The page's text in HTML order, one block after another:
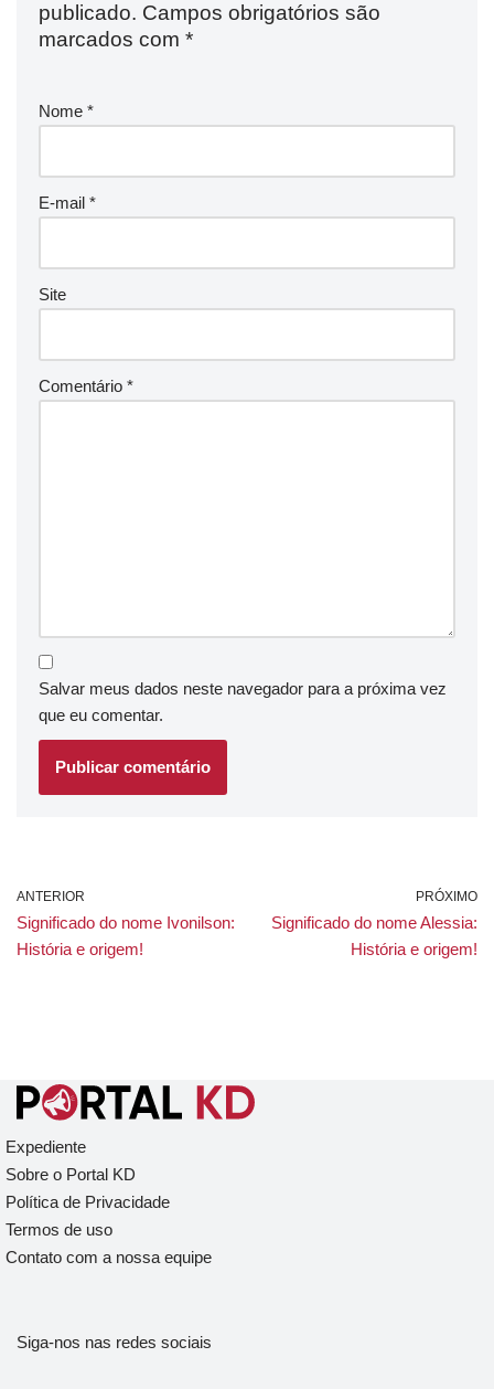
publicado. Campos obrigatórios são
marcados com *
Nome *
E-mail *
Site
Comentário *
Salvar meus dados neste navegador para a próxima vez
que eu comentar.
ANTERIOR
Significado do nome Ivonilson:
História e origem!
PRÓXIMO
Significado do nome Alessia:
História e origem!
Expediente
Sobre o Portal KD
Política de Privacidade
Termos de uso
Contato com a nossa equipe
Siga-nos nas redes sociais